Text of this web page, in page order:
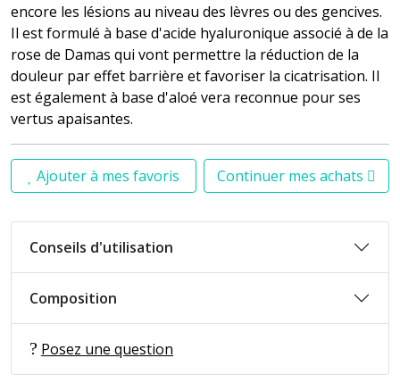
encore les lésions au niveau des lèvres ou des gencives.
Il est formulé à base d'acide hyaluronique associé à de la
rose de Damas qui vont permettre la réduction de la
douleur par effet barrière et favoriser la cicatrisation. Il
est également à base d'aloé vera reconnue pour ses
vertus apaisantes.
Ajouter à mes favoris Continuer mes achats
Conseils d'utilisation
Composition
Posez une question